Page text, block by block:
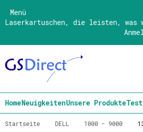
Menü
Laserkartuschen, die leisten, was
HomeNeuigkeitenUnsere Produkte
Startseite DELL 1000 - 9000